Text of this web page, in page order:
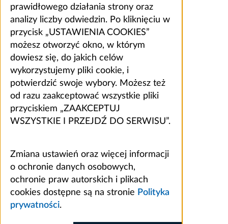
prawidłowego działania strony oraz
analizy liczby odwiedzin. Po kliknięciu w
przycisk „USTAWIENIA COOKIES”
możesz otworzyć okno, w którym
dowiesz się, do jakich celów
wykorzystujemy pliki cookie, i
potwierdzić swoje wybory. Możesz też
od razu zaakceptować wszystkie pliki
przyciskiem „ZAAKCEPTUJ
WSZYSTKIE I PRZEJDŹ DO SERWISU”.
Zmiana ustawień oraz więcej informacji
o ochronie danych osobowych,
ochronie praw autorskich i plikach
cookies dostępne są na stronie Polityka
prywatności.